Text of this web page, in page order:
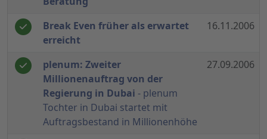
Break Even früher als erwartet
erreicht
16.11.2006
plenum: Zweiter
Millionenauftrag von der
Regierung in Dubai - plenum
Tochter in Dubai startet mit
Auftragsbestand in Millionenhöhe
27.09.2006